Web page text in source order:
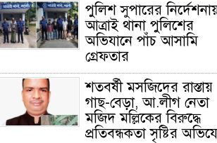
পুলিশ সুপারের
আত্রাই থানা পুলিশের
অভিযানে পাঁচ আসামি
গ্রেফতার
শতবর্ষী মসজিদের রাস্তায়
গাছ-বেড়া, আ.লীগ নেতা
মজিদ মল্লিকের বিরুদ্ধে
প্রতিবন্ধকতা সৃষ্টির